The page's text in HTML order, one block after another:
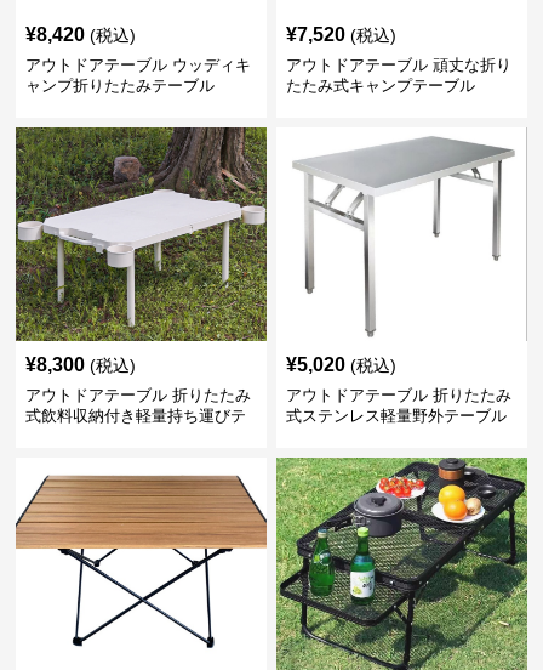
¥8,420 (税込)
アウトドアテーブル ウッディキ
ャンプ折りたたみテーブル
¥7,520 (税込)
アウトドアテーブル 頑丈な折り
たたみ式キャンプテーブル
¥8,300 (税込)
アウトドアテーブル 折りたたみ
式飲料収納付き軽量持ち運びテ
¥5,020 (税込)
アウトドアテーブル 折りたたみ
式ステンレス軽量野外テーブル